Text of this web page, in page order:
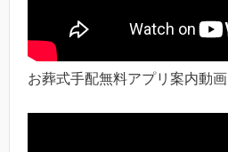
お葬式手配無料アプリ案内動画